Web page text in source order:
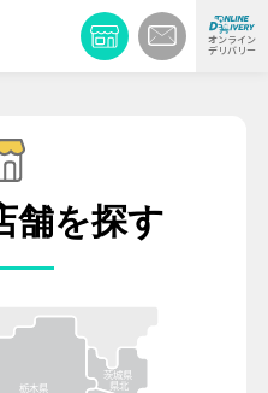
オンライン
デリバリー
舗を探す
茨城県
県北
栃木県